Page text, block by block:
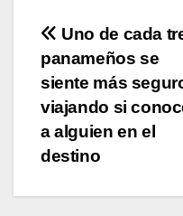
de
entradas
Uno de cada
panameños se
siente más
viajando si
a alguien en el
destino